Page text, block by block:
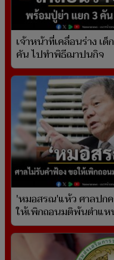
เจ้าหน้าที่เคลื่อนร่าง เ
คัน ไปทำพิธีฌาปนกิจ
'หมอสรณ'แห้ว ศาลปก
ให้เพิกถอนมติพ้นตำแห